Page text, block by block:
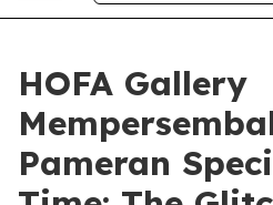
HOFA Gallery
Pameran